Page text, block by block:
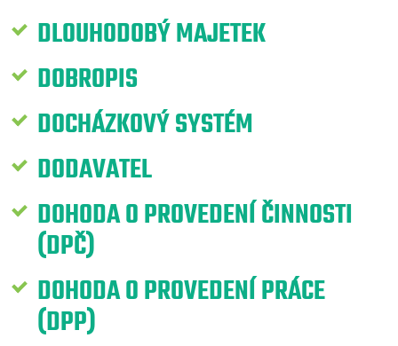
DLOUHODOBÝ MAJETEK
DOBROPIS
DOCHÁZKOVÝ SYSTÉM
DODAVATEL
DOHODA O PROVEDENÍ ČINNOSTI
(DPČ)
DOHODA O PROVEDENÍ PRÁCE
(DPP)